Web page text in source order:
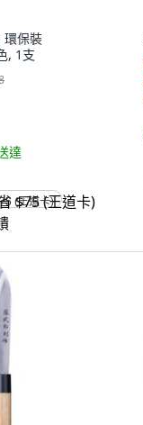
環保裝
, 1支
達
(王道卡)